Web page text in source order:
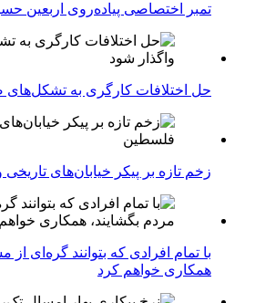
تمبر اختصاصی پیاده‌روی اربعین
حل اختلافات کارگری به تشکل‌های
زخم تازه بر پیکر خیابان‌های
با تمام افرادی که بتوانند گره‌ای
همکاری خواهم کرد